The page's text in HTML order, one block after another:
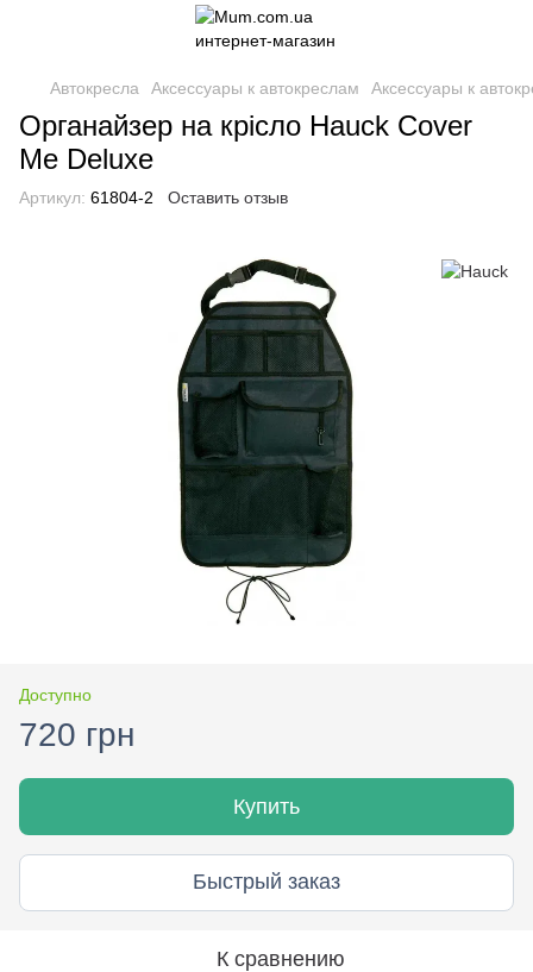
Автокресла Аксессуары к автокреслам Аксессуары к
Органайзер на крісло Hauck Cover
Me Deluxe
Артикул: 61804-2 Оставить отзыв
Доступно
720 грн
Купить
Быстрый заказ
К сравнению